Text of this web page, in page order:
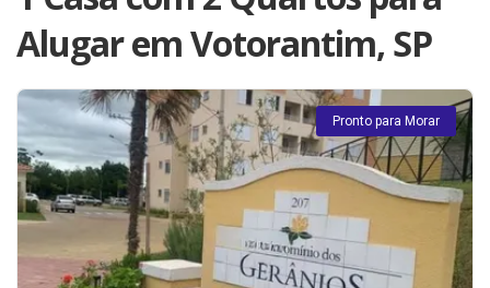
Alugar em Votorantim, SP
Pronto para Morar